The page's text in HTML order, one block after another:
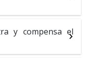
y compensa el